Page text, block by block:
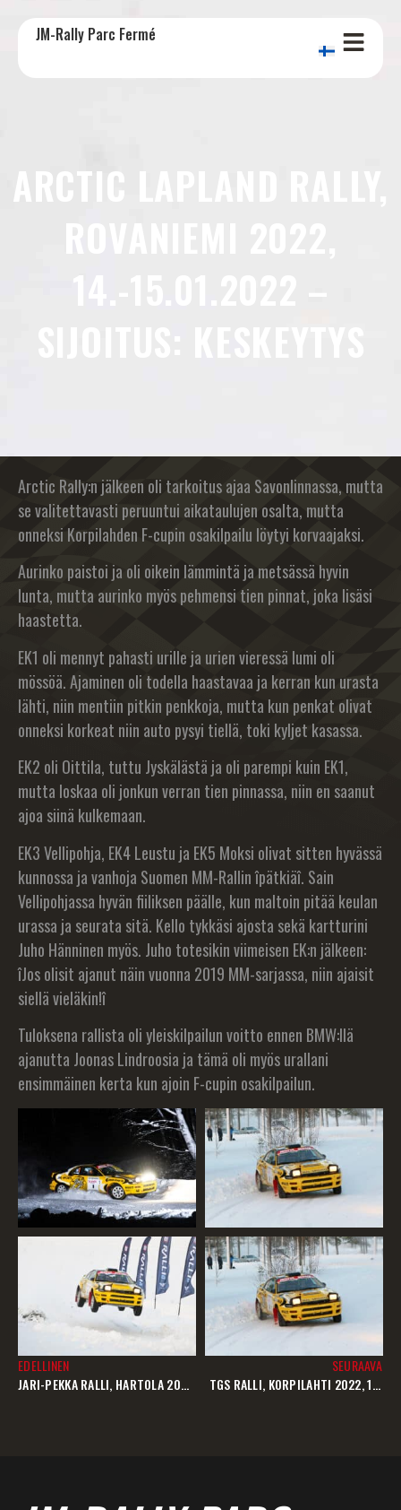
JM-Rally Parc Fermé
ARCTIC LAPLAND RALLY,
Arctic Rally:n jälkeen oli tarkoitus ajaa Savonlinnassa, mutta
se valitettavasti peruuntui aikataulujen osalta, mutta
onneksi Korpilahden F-cupin osakilpailu löytyi korvaajaksi.
Aurinko paistoi ja oli oikein lämmintä ja metsässä hyvin
lunta, mutta aurinko myös pehmensi tien pinnat, joka lisäsi
haastetta.
EK1 oli mennyt pahasti urille ja urien vieressä lumi oli
mössöä. Ajaminen oli todella haastavaa ja kerran kun urasta
lähti, niin mentiin pitkin penkkoja, mutta kun penkat olivat
onneksi korkeat niin auto pysyi tiellä, toki kyljet kasassa.
EK2 oli Oittila, tuttu Jyskälästä ja oli parempi kuin EK1,
mutta loskaa oli jonkun verran tien pinnassa, niin en saanut
ajoa siinä kulkemaan.
EK3 Vellipohja, EK4 Leustu ja EK5 Moksi olivat sitten hyvässä
kunnossa ja vanhoja Suomen MM-Rallin îpätkiäî. Sain
Vellipohjassa hyvän fiiliksen päälle, kun maltoin pitää keulan
urassa ja seurata sitä. Kello tykkäsi ajosta sekä kartturini
Juho Hänninen myös. Juho totesikin viimeisen EK:n jälkeen:
îJos olisit ajanut näin vuonna 2019 MM-sarjassa, niin ajaisit
siellä vieläkin!î
Tuloksena rallista oli yleiskilpailun voitto ennen BMW:llä
ajanutta Joonas Lindroosia ja tämä oli myös urallani
ensimmäinen kerta kun ajoin F-cupin osakilpailun.
EDELLINEN
JARI-PEKKA RALLI, HARTOLA 2021, 23.10.2021 – SIJOITUS: HISTORIC 1. YLEINEN 1.
SEURAAVA
TGS RALLI, KORPILAHTI 2022, 12.03.2022 – SIJOITUS: HISTORIC 1., YLEINEN 1.